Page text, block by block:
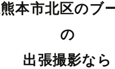
本市北区のブ
の
出張撮影なら